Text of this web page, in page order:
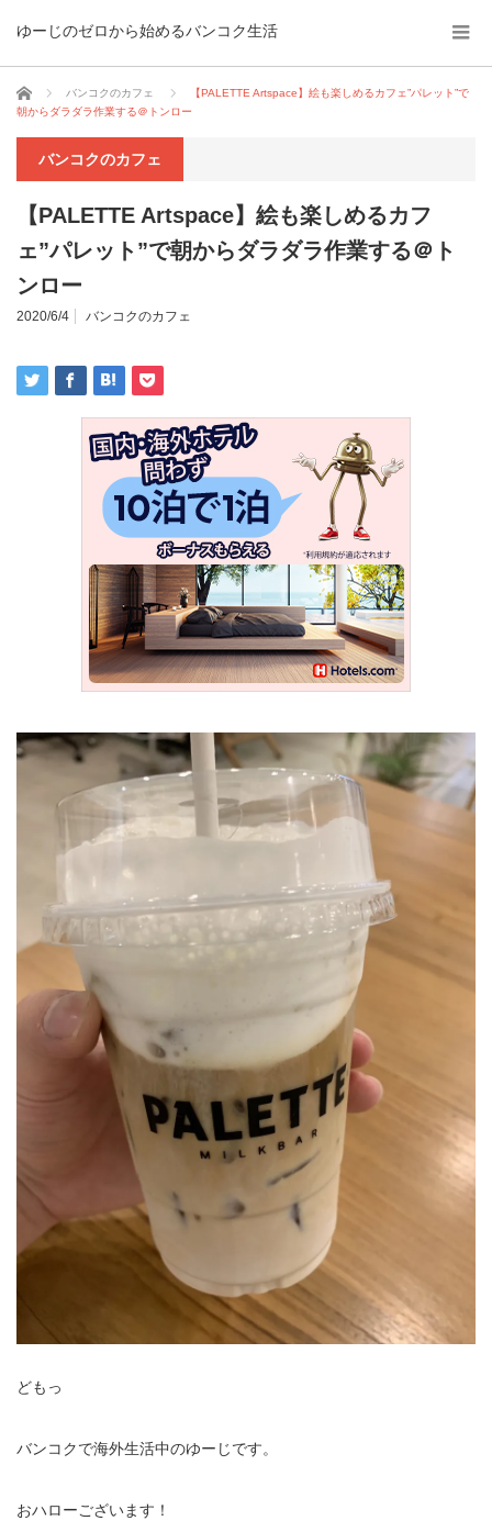
ゆーじのゼロから始めるバンコク生活
ホーム バンコクのカフェ
【PALETTE Artspace】絵も楽しめるカフェ”パレット”で
朝からダラダラ作業する＠トンロー
バンコクのカフェ
【PALETTE Artspace】絵も楽しめるカフ
ェ”パレット”で朝からダラダラ作業する＠ト
ンロー
2020/6/4 バンコクのカフェ
どもっ
バンコクで海外生活中のゆーじです。
おハローございます！